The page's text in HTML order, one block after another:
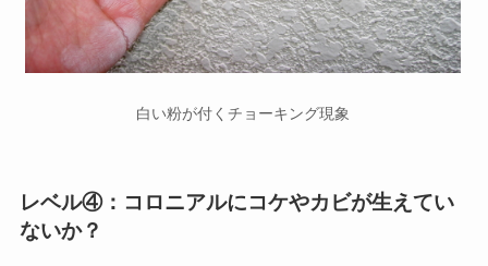
白い粉が付くチョーキング現象
レベル④：コロニアルにコケやカビが生えてい
ないか？